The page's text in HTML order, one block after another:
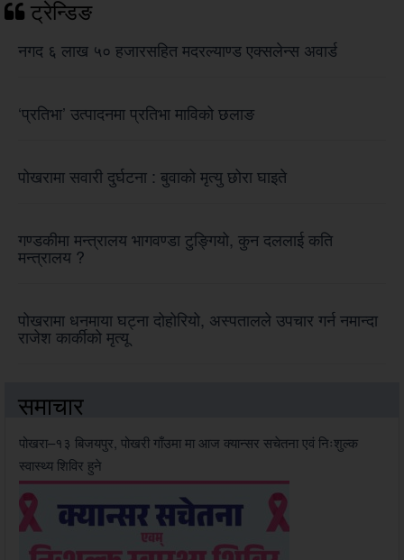
ट्रेन्डिङ
नगद ६ लाख ५० हजारसहित मदरल्याण्ड एक्सलेन्स अवार्ड
‘प्रतिभा’ उत्पादनमा प्रतिभा माविको छलाङ
पोखरामा सवारी दुर्घटना : बुवाको मृत्यु छोरा घाइते
गण्डकीमा मन्त्रालय भागवण्डा टुङ्गियो, कुन दललाई कति
मन्त्रालय ?
पोखरामा धनमाया घट्ना दोहोरियो, अस्पतालले उपचार गर्न नमान्दा
राजेश कार्कीको मृत्यू
समाचार
पोखरा–१३ बिजयपुर, पोखरी गाँउमा मा आज क्यान्सर सचेतना एवं निःशुल्क
स्वास्थ्य शिविर हुने